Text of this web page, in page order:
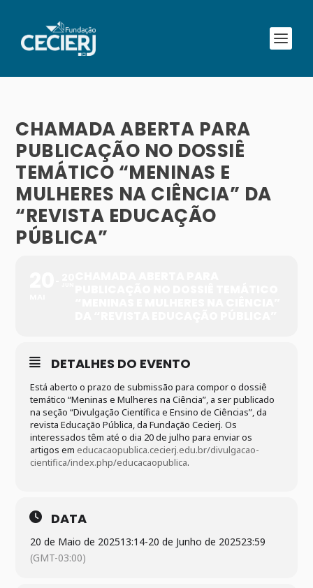
CHAMADA ABERTA PARA
PUBLICAÇÃO NO DOSSIÊ
TEMÁTICO “MENINAS E
MULHERES NA CIÊNCIA” DA
“REVISTA EDUCAÇÃO
PÚBLICA”
DETALHES DO EVENTO
Está aberto o prazo de submissão para compor o dossiê
temático “Meninas e Mulheres na Ciência”, a ser publicado
na seção “Divulgação Científica e Ensino de Ciências”, da
revista Educação Pública, da Fundação Cecierj. Os
interessados têm até o dia 20 de julho para enviar os
artigos em educacaopublica.cecierj.edu.br/divulgacao-
cientifica/index.php/educacaopublica.
DATA
20 de Maio de 202513:14-20 de Junho de 202523:59
(GMT-03:00)